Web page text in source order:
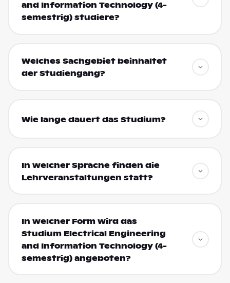
and Information Technology (4-
semestrig) studiere?
Welches Sachgebiet beinhaltet
der Studiengang?
Wie lange dauert das Studium?
In welcher Sprache finden die
Lehrveranstaltungen statt?
In welcher Form wird das
Studium Electrical Engineering
and Information Technology (4-
semestrig) angeboten?